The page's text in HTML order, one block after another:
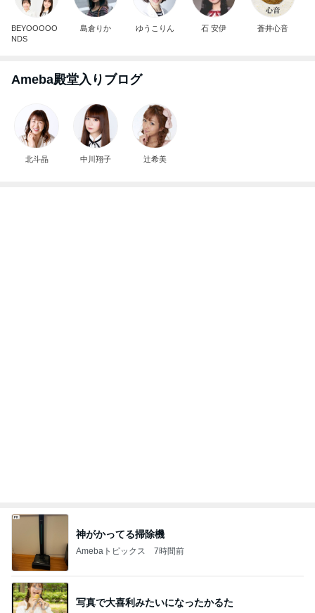
BEYOOOOO
NDS
島倉りか ゆうこりん 石 安伊 蒼井心音
Ameba殿堂入りブログ
北斗晶 中川翔子 辻希美
神がかってる掃除機
Amebaトピックス 7時間前
写真で大喜利みたいになったかるた